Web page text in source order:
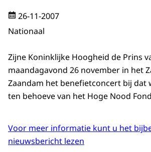
26-11-2007
Nationaal
Zijne Koninklijke Hoogheid de Prins
maandagavond 26 november in het
Zaandam het benefietconcert bij dat
ten behoeve van het Hoge Nood
Voor meer informatie kunt u het
nieuwsbericht lezen